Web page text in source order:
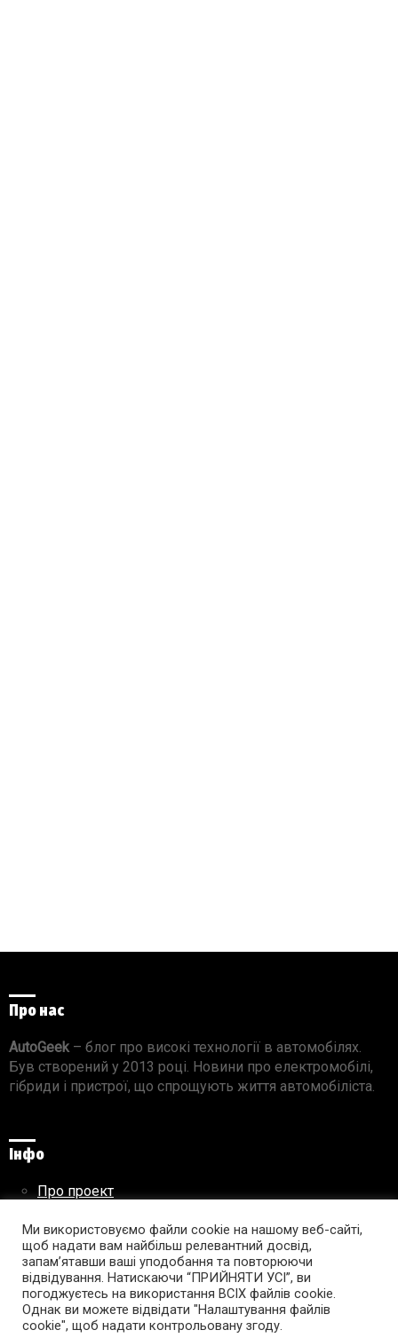
Про нас
AutoGeek – блог про високі технології в автомобілях.
Був створений у 2013 році. Новини про електромобілі,
гібриди і пристрої, що спрощують життя автомобіліста.
Інфо
Про проект
Правила використання матеріалів
Підпишись на AutoGeek!
facebooktwitter instagramyoutube tumblr linkedin
Ми використовуємо файли cookie на нашому веб-сайті,
щоб надати вам найбільш релевантний досвід,
запам’ятавши ваші уподобання та повторюючи
відвідування. Натискаючи “ПРИЙНЯТИ УСІ”, ви
погоджуєтесь на використання ВСІХ файлів cookie.
Однак ви можете відвідати "Налаштування файлів
cookie", щоб надати контрольовану згоду.